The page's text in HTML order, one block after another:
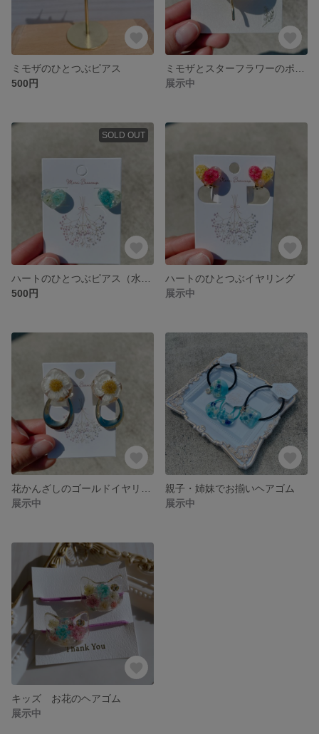
ミモザのひとつぶピアス
500円
展示中
SOLD OUT
500円
ハートのひとつぶイヤリング
展示中
展示中
親子・姉妹でお揃いヘアゴム
展示中
キッズ お花のヘアゴム
展示中